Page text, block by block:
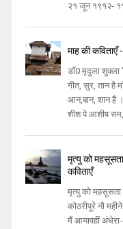
२१ जून १९१२-
माह की कविताएँ
डॉ0 मृदुला शुक्ला
गीत, सुर, तान है
आन,बान, शान है
शीश पे आशीष
मृत्यु को
कविताएँ
मृत्यु को
कोठरीपूरे नौ
मैं आयावहीं